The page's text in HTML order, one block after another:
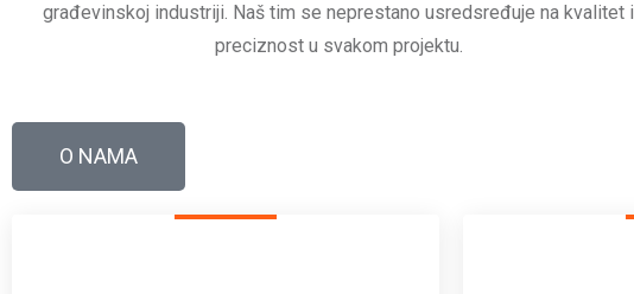
građevinskoj industriji. Naš tim se neprestano usredsređuje na kvalitet i
preciznost u svakom projektu.
O NAMA